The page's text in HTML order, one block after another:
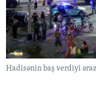
Hadisənin baş verdiyi